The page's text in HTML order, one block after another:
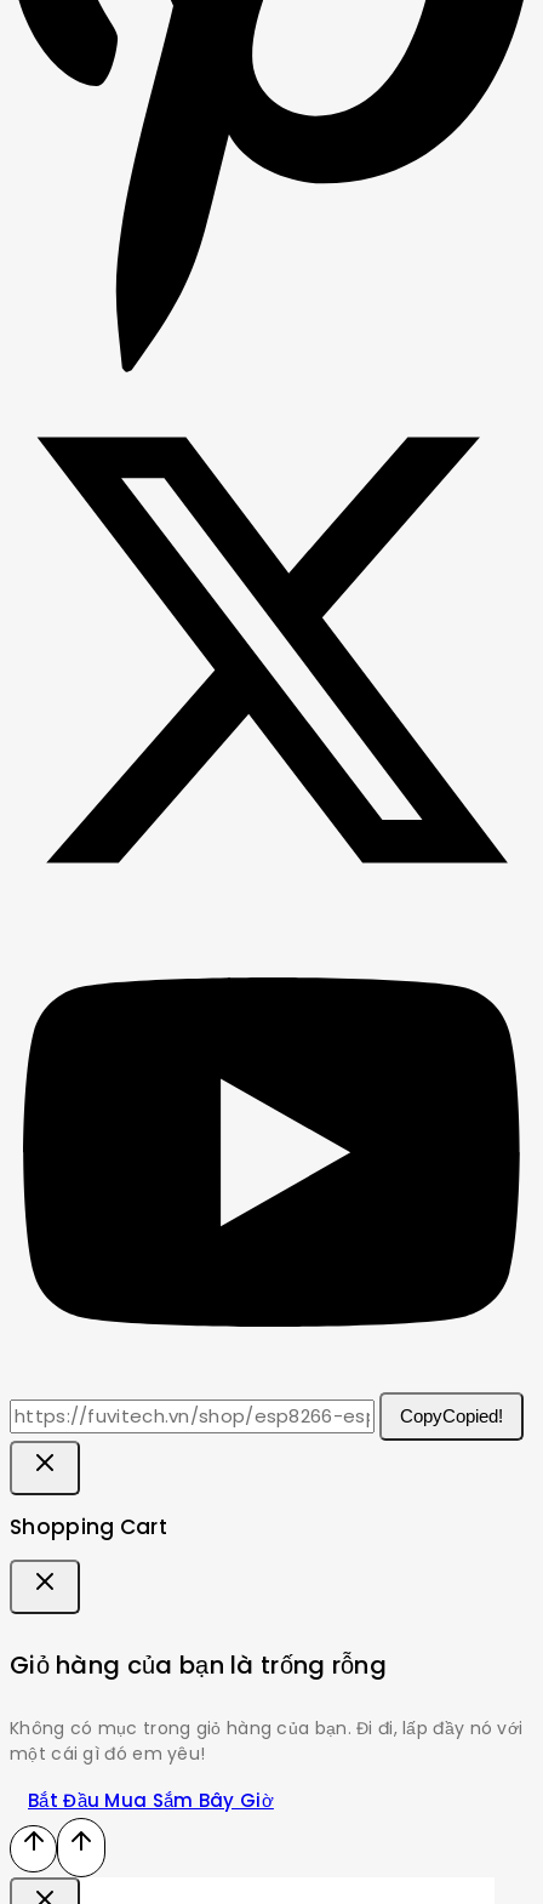
CopyCopied!
Shopping Cart
Giỏ hàng của bạn là trống rỗng
Không có mục trong giỏ hàng của bạn. Đi đi, lấp đầy nó với
một cái gì đó em yêu!
Bắt Đầu Mua Sắm Bây Giờ